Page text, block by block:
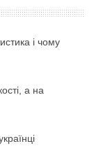
і чому
а на